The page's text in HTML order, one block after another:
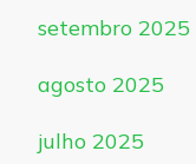
setembro 2025
agosto 2025
julho 2025